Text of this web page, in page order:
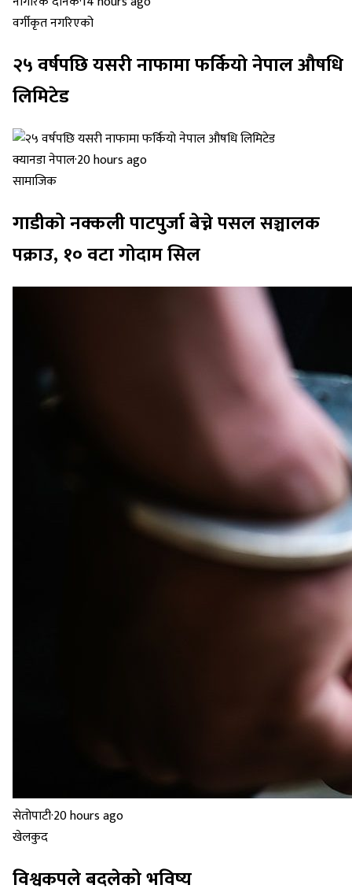
वर्गीकृत नगरिएको
२५ वर्षपछि यसरी नाफामा फर्कियो नेपाल औषधि
लिमिटेड
क्यानडा नेपाल·20 hours ago
सामाजिक
गाडीको नक्कली पाटपुर्जा बेच्ने पसल सञ्चालक
पक्राउ, १० वटा गोदाम सिल
सेतोपाटी·20 hours ago
खेलकुद
विश्वकपले बदलेको भविष्य